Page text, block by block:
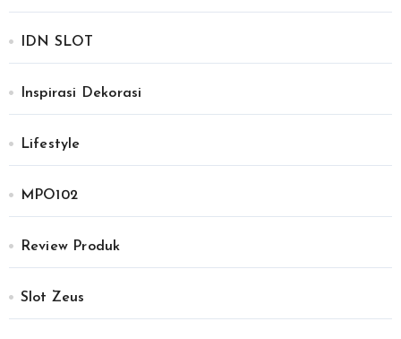
IDN SLOT
Inspirasi Dekorasi
Lifestyle
MPO102
Review Produk
Slot Zeus